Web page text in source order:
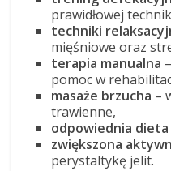
prawidłowej
techniki
mięśniowe oraz
terapia manualna
pomoc w
masaże brzucha –
trawienne,
odpowiednia dieta
zwiększona
perystaltykę jelit.